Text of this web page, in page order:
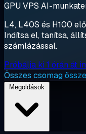
GPU VPS AI-
L4, L40S és H100
Indítsa el, tanítsa,
számlázással.
Próbálja ki 1 órán át
Összes csomag